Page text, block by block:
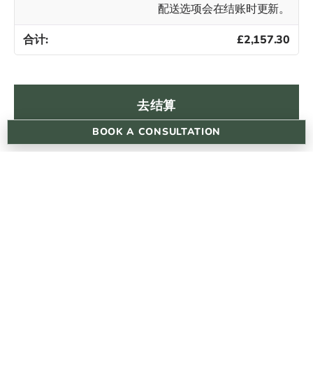
BOOK A CONSULTATION
配送选项会在结账时更新。
£2,157.30
去结算